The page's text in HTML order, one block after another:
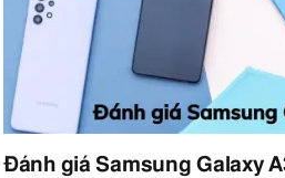
Đánh giá Samsung Galaxy